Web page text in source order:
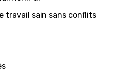
travail sain sans conflits